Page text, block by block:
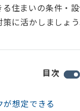
住まいの条件・
に活かしましょう
目次
想定できる